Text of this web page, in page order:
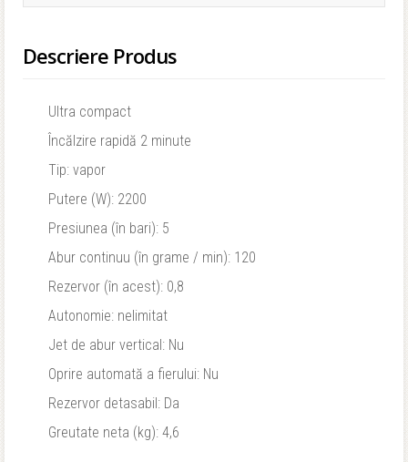
Descriere Produs
Ultra compact
Încălzire rapidă 2 minute
Tip: vapor
Putere (W): 2200
Presiunea (în bari): 5
Abur continuu (în grame / min): 120
Rezervor (în acest): 0,8
Autonomie: nelimitat
Jet de abur vertical: Nu
Oprire automată a fierului: Nu
Rezervor detasabil: Da
Greutate neta (kg): 4,6